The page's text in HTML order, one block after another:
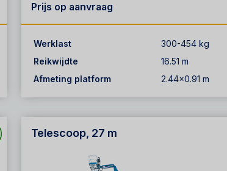
Prijs op aanvraag
Werklast
300-454 kg
Reikwijdte
16.51 m
Afmeting platform
2.44x0.91 m
Telescoop, 27 m